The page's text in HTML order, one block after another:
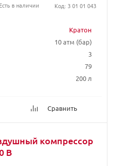
Кратон
10 атм (бар)
3
79
200 л
Сравнить
Есть в наличии Код: 3 01 01 043
компрессор
В